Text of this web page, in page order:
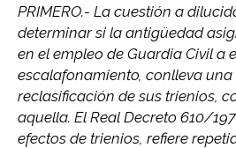
PRIMERO.- La cuestión a
determinar si la antigüedad
en el empleo de Guardia Civil a
escalafonamiento, conlleva
reclasificación de sus trienios,
aquella. El Real Decreto 610/
efectos de trienios, refiere